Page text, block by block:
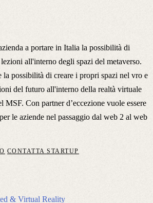
a portare in Italia la possibilità di
all'interno degli spazi del metaverso.
la possibilità di creare i propri spazi nel vro e
del futuro all'interno della realtà virtuale
MSF. Con partner d’eccezione vuole essere
le aziende nel passaggio dal web 2 al web
CONTATTA STARTUP
& Virtual Reality